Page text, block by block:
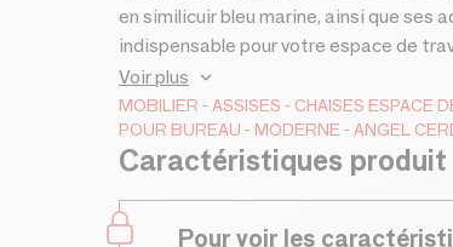
en similicuir bleu marine, ainsi que ses
indispensable pour votre espace de
plus grande commodité, ainsi que du
chaise la pièce idéale pour vous
travail ou d'étude.
Voir plus
MOBILIER ASSISES CHAISES ESPACE
POUR BUREAU
MODERNE ANGEL
Caractéristiques produit
Pour voir les